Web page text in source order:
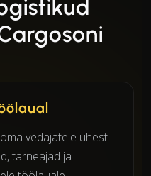
vedajatele ühest
tarneajad ja